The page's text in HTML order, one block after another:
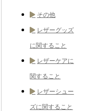
その他
レザーグッズ
に関すること
レザーケアに
関すること
レザーシュー
ズに関すること